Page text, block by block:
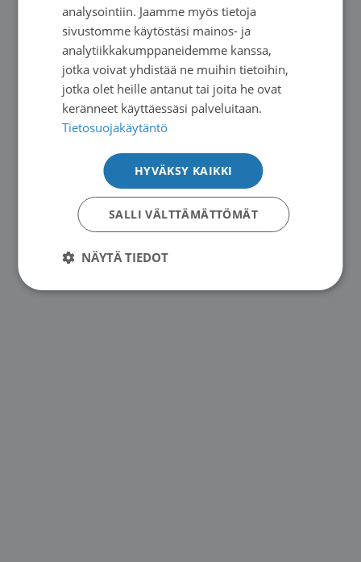
analysointiin. Jaamme myös tietoja
sivustomme käytöstäsi mainos- ja
analytiikkakumppaneidemme kanssa,
jotka voivat yhdistää ne muihin tietoihin,
jotka olet heille antanut tai joita he ovat
keränneet käyttäessäsi palveluitaan.
Tietosuojakäytäntö
HYVÄKSY KAIKKI
SALLI VÄLTTÄMÄTTÖMÄT
NÄYTÄ TIEDOT